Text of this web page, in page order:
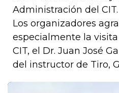
Administración del CIT.
Los organizadores
especialmente la
CIT, el Dr. Juan José
del instructor de Tiro,